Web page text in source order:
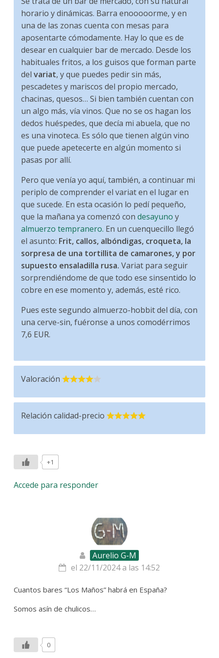
horario y dinámicas. Barra enooooorme, y en
una de las zonas cuenta con mesas para
aposentarte cómodamente. Hay lo que es de
desear en cualquier bar de mercado. Desde los
habituales fritos, a los guisos que forman parte
delvariat, y que puedes pedir sin más,
pescadetes y mariscos del propio mercado,
chacinas, quesos… Si bien también cuentan con
un algo más, vía vinos. Que no se os hagan los
dedos huéspedes, que decía mi abuela, que no
es una vinoteca. Es sólo que tienen algún vino
que puede apetecerte en algún momento si
pasas por allí.
Pero que venía yo aquí, también, a continuar mi
periplo de comprender el variat en el lugar en
que sucede. En esta ocasión lo pedí pequeño,
que la mañana ya comenzó condesayuno y
almuerzo tempranero. En un cuenquecillo llegó
el asunto: Frit, callos, albóndigas, croqueta, la
sorpresa de una tortillita de camarones, y por
supuesto ensaladilla rusa. Variat para seguir
sorprendiéndome de que todo ese sinsentido lo
cobre en ese momento y, además, esté rico.
Pues este segundo almuerzo-hobbit del día, con
una cerve-sin, fuéronse a unos comodérrimos
7,6 EUR.
Valoración
Relación calidad-precio
+1
Accede para responder
Aurelio G-M
el 22/11/2024 a las 14:52
Cuantos bares “Los Maños” habrá en España?
Somos asín de chulicos…
0